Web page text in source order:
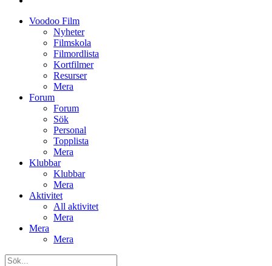
Voodoo Film
Nyheter
Filmskola
Filmordlista
Kortfilmer
Resurser
Mera
Forum
Forum
Sök
Personal
Topplista
Mera
Klubbar
Klubbar
Mera
Aktivitet
All aktivitet
Mera
Mera
Mera